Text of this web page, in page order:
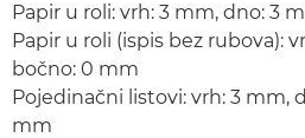
Papir u roli: vrh: 3 mm, dno: 3
Papir u roli (ispis bez rubova):
bočno: 0 mm
Pojedinačni listovi: vrh: 3 mm,
mm